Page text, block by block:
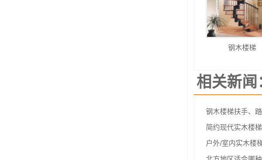
钢木楼梯
相关新闻
钢木楼梯扶手、
简约现代实木楼
户外/室内实木楼